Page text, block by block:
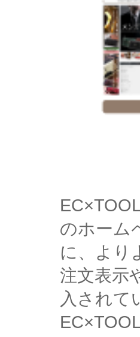
のホーム
に、より
注文表示
入されて